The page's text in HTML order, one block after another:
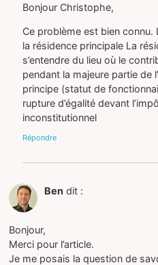
Bonjour Christophe,
Ce problème est bien
la résidence principale La
s’entendre du lieu où le
pendant la majeure partie de
principe (statut de
rupture d’égalité devant
inconstitutionnel
Répondre
Ben dit :
Bonjour,
Merci pour l’article.
Je me posais la question de